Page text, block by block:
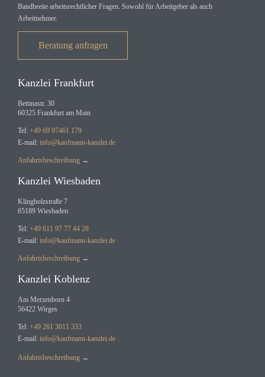
Bandbreite arbeitsrechtlicher Fragen. Sowohl für Arbeitgeber als auch
Arbeitnehmer.
Beratung anfragen
Kanzlei Frankfurt
Bettinastr. 30
60325 Frankfurt am Main
Tel: +49 69 97461 179
E-mail: info@kaufmann-kanzlei.de
Anfahrtsbeschreibung →
Kanzlei Wiesbaden
Klingholzstraße 7
65189 Wiesbaden
Tel: +49 611 97 77 44 28
E-mail: info@kaufmann-kanzlei.de
Anfahrtsbeschreibung →
Kanzlei Koblenz
Am Merzenborn 4
56422 Wirges
Tel: +49 261 3011 333
E-mail: info@kaufmann-kanzlei.de
Anfahrtsbeschreibung →